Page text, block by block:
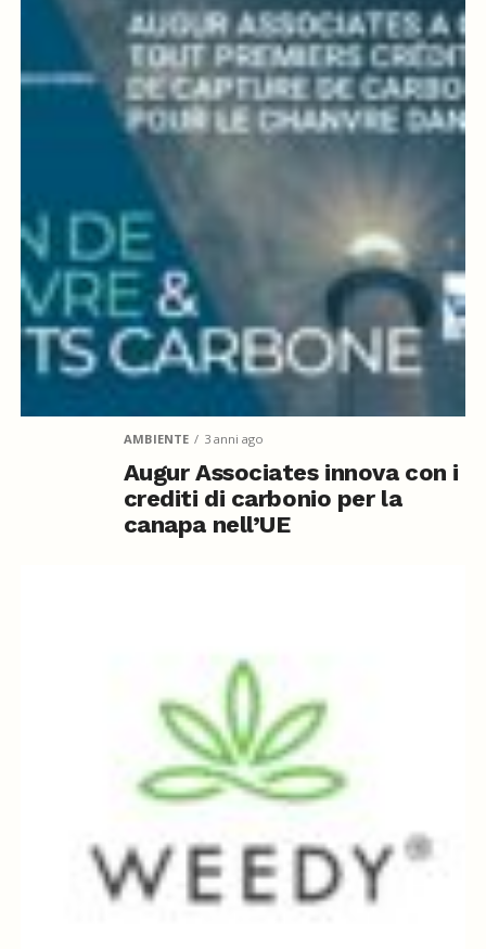
AMBIENTE 3 anni ago
Augur Associates innova con i
crediti di carbonio per la
canapa nell’UE